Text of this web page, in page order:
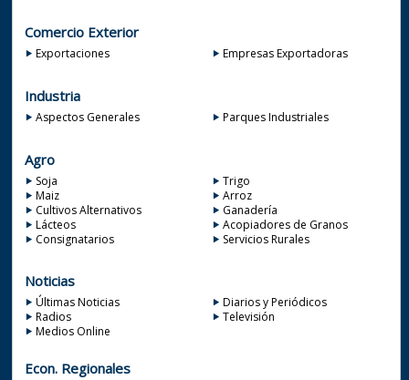
Comercio Exterior
Exportaciones Empresas Exportadoras
Industria
Aspectos Generales Parques Industriales
Agro
Soja
Trigo
Maiz
Arroz
Cultivos Alternativos
Ganadería
Lácteos
Acopiadores de Granos
Consignatarios
Servicios Rurales
Noticias
Últimas Noticias
Diarios y Periódicos
Radios
Televisión
Medios Online
Econ. Regionales